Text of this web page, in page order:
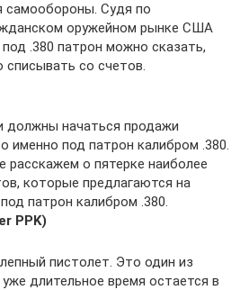
самообороны. Судя по
оружейном рынке США
.380 патрон можно сказать,
списывать со счетов.
должны начаться продажи
именно под патрон калибром .380.
расскажем о пятерке наиболее
которые предлагаются на
патрон калибром .380.
PPK)
пистолет. Это один из
длительное время остается в